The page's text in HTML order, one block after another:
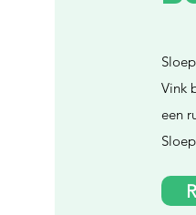
Vink
een